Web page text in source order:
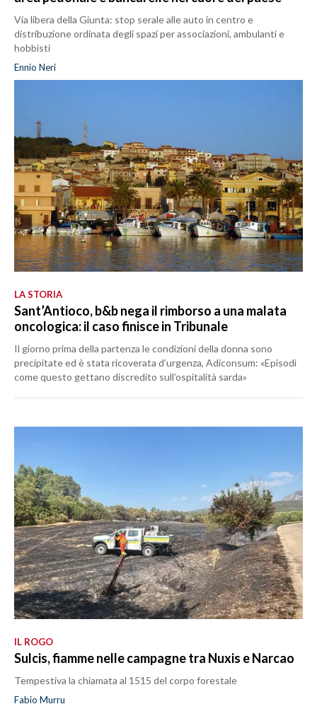
Via libera della Giunta: stop serale alle auto in centro e
distribuzione ordinata degli spazi per associazioni, ambulanti e
hobbisti
Ennio Neri
LA STORIA
Sant’Antioco, b&b nega il rimborso a una malata
oncologica: il caso finisce in Tribunale
Il giorno prima della partenza le condizioni della donna sono
precipitate ed è stata ricoverata d’urgenza, Adiconsum: «Episodi
come questo gettano discredito sull’ospitalità sarda»
IL ROGO
Sulcis, fiamme nelle campagne tra Nuxis e Narcao
Tempestiva la chiamata al 1515 del corpo forestale
Fabio Murru